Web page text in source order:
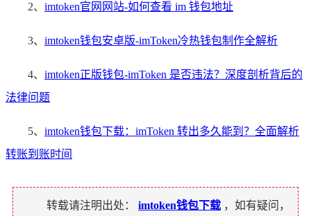
2、 imtoken官网网站-如何查看 im 钱包地址
3、 imtoken钱包安卓版-imToken冷热钱包制作全解析
4、 imtoken正版钱包-imToken 是否违法？深度剖析背后的
法律问题
5、 imtoken钱包下载：imToken 转出多久能到？全面解析
转账到账时间
转载请注明出处： imtoken钱包下载 ，如有疑问，